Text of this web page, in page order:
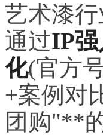
艺术漆
通过IP
化(官方
+案例对
团购"**